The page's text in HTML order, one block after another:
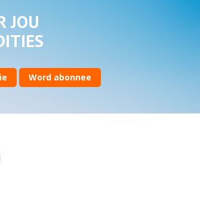
JOU
Word abonnee